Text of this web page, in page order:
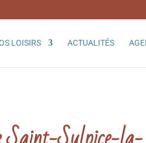
LOISIRS ACTUALITÉS